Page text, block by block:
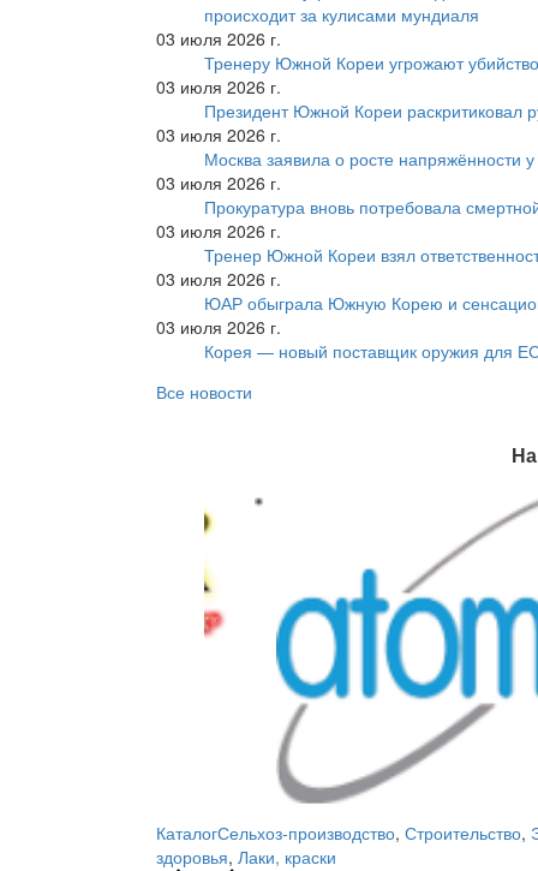
происходит за кулисами мундиаля
03 июля 2026 г.
Тренеру Южной Кореи угрожают
03 июля 2026 г.
Президент Южной Кореи раскритиковал
03 июля 2026 г.
Москва заявила о росте
03 июля 2026 г.
Прокуратура вновь потребовала
03 июля 2026 г.
Тренер Южной Кореи взял
03 июля 2026 г.
ЮАР обыграла Южную Корею и
03 июля 2026 г.
Корея — новый поставщик оружия для
Все новости
КаталогСельхоз-производство, Строительство,
здоровья, Лаки, краски